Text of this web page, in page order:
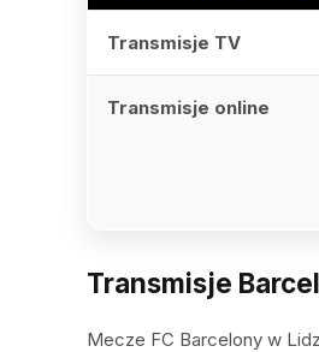
Transmisje TV
Transmisje online
Transmisje
Mecze FC Barcelony w